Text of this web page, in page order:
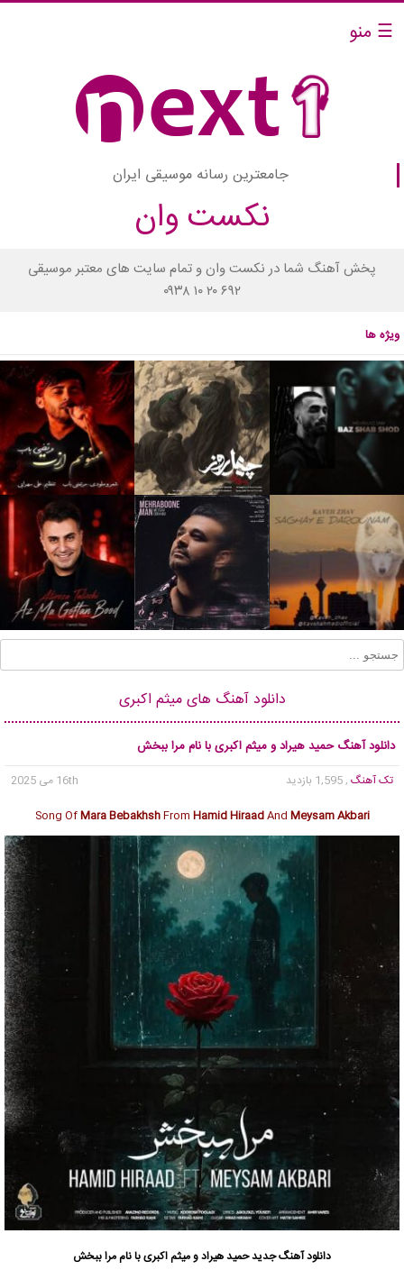
☰ منو
جامعترین رسانه موسیقی ایران
نکست وان
پخش آهنگ شما در نکست وان و تمام سایت های معتبر موسیقی
۰۹۳۸ ۱۰ ۲۰ ۶۹۲
ویژه ها
دانلود آهنگ های میثم اکبری
دانلود آهنگ حمید هیراد و میثم اکبری با نام مرا ببخش
تک آهنگ , 1,595 بازدید
16th می 2025
Song OfMara BebakhshFrom Hamid HiraadAnd Meysam Akbari
دانلود آهنگ جدیدحمید هیرادو میثم اکبری با نام مرا ببخش